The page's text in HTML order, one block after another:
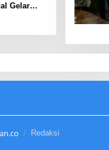
Gelar
Redaksi